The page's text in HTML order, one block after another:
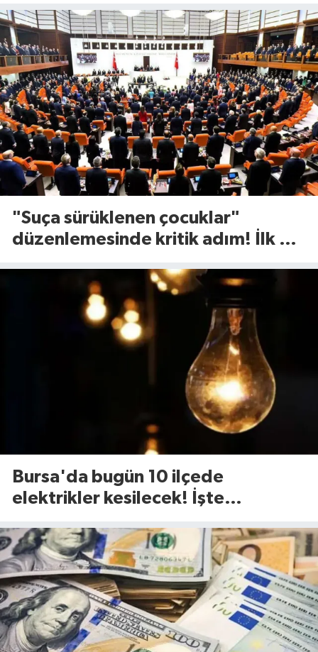
"Suça sürüklenen çocuklar"
düzenlemesinde kritik adım! İlk 2
Bursa'da bugün 10 ilçede
elektrikler kesilecek! İşte
Cuma)